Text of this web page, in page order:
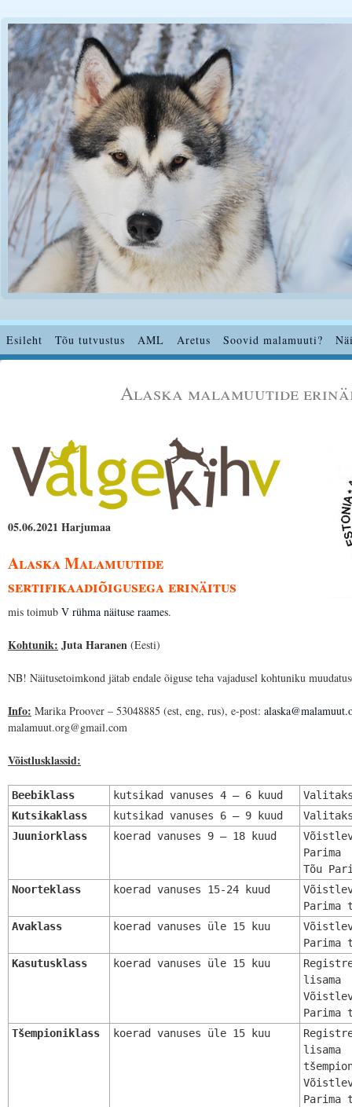
Esileht Tõu tutvustus AML Aretus Soovid malamuuti?
Alaska malamuutide
05.06.2021 Harjumaa
Alaska Malamuutide
sertifikaadiõigusega erinäitus
mis toimub V rühma näituse raames.
Kohtunik: Juta Haranen (Eesti)
NB! Näitusetoimkond jätab endale õiguse teha vajadusel kohtuniku
Info: Marika Proover – 53048885 (est, eng, rus), e-post:
malamuut.org@gmail.com
Võistlusklassid:
Beebiklass kutsikad vanuses 4 – 6 kuud
Kutsikaklass
kutsikad vanuses 6 – 9 kuud
Juuniorklass
koerad vanuses 9 – 18 kuud
Tõu
Noorteklass
koerad vanuses 15-24 kuud
Avaklass
koerad vanuses üle 15 kuu
Kasutusklass
koerad vanuses üle 15 kuu
lisama
Tšempioniklass
koerad vanuses üle 15 kuu
lisama